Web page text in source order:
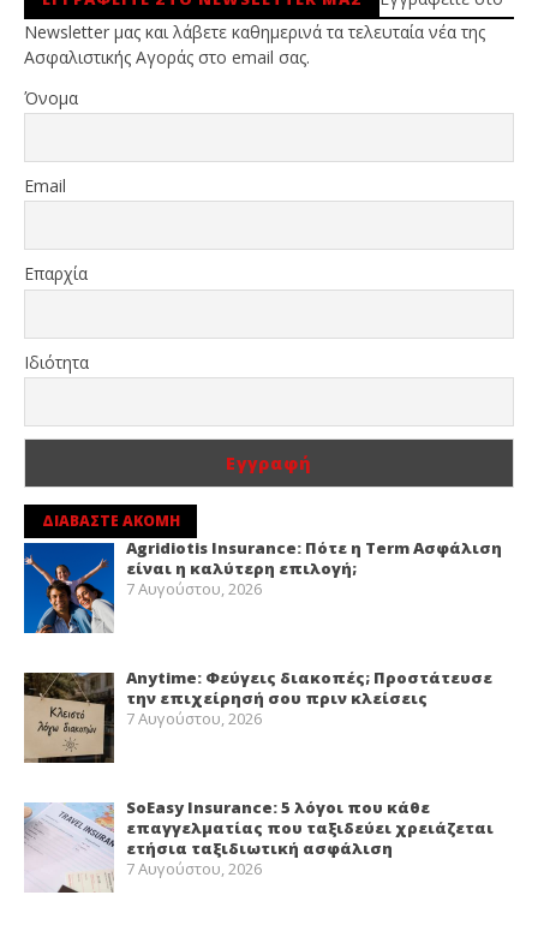
Newsletter μας και λάβετε καθημερινά τα τελευταία νέα της
Ασφαλιστικής Αγοράς στο email σας.
Όνομα
Email
Επαρχία
Ιδιότητα
ΔΙΑΒΑΣΤΕ ΑΚΟΜΗ
Agridiotis Insurance: Πότε η Term Ασφάλιση
είναι η καλύτερη επιλογή;
7 Αυγούστου, 2026
Anytime: Φεύγεις διακοπές; Προστάτευσε
την επιχείρησή σου πριν κλείσεις
7 Αυγούστου, 2026
SoEasy Insurance: 5 λόγοι που κάθε
επαγγελματίας που ταξιδεύει χρειάζεται
ετήσια ταξιδιωτική ασφάλιση
7 Αυγούστου, 2026